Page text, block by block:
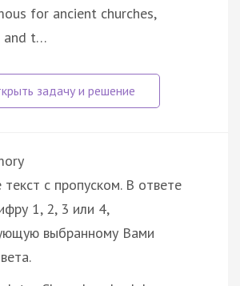
for ancient churches,
and t…
с пропуском. В ответе
1, 2, 3 или 4,
выбранному Вами